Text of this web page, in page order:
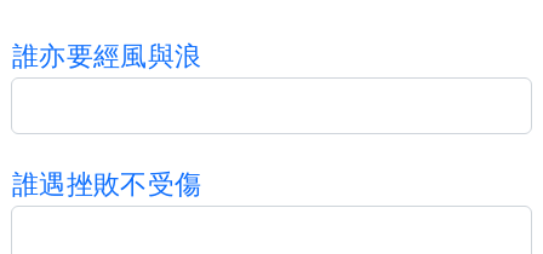
誰亦要經風與浪
誰遇挫敗不受傷